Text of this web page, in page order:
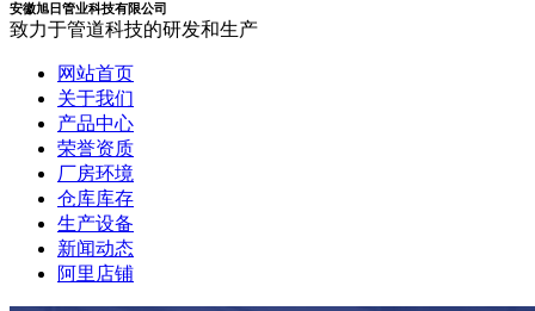
安徽旭日管业科技有限公司
致力于管道科技的研发和生产
网站首页
关于我们
产品中心
荣誉资质
厂房环境
仓库库存
生产设备
新闻动态
阿里店铺